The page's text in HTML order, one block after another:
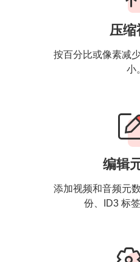
压缩
按百分比或像素减
小
编辑
添加视频和音频元
份、ID3 标